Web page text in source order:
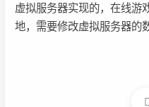
虚拟服务器实现的，在线游
地，需要修改虚拟服务器的